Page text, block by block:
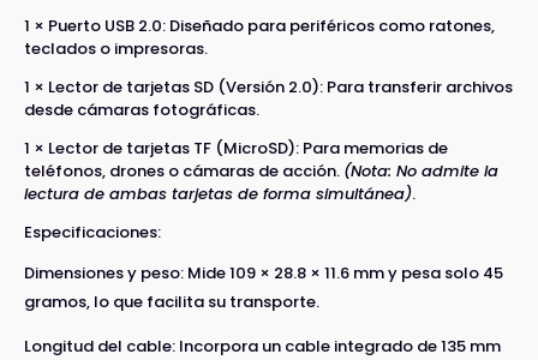
1 × Puerto USB 2.0: Diseñado para periféricos como ratones,
teclados o impresoras.
1 × Lector de tarjetas SD (Versión 2.0): Para transferir archivos
desde cámaras fotográficas.
1 × Lector de tarjetas TF (MicroSD): Para memorias de
teléfonos, drones o cámaras de acción. (Nota: No admite la
lectura de ambas tarjetas de forma simultánea).
Especificaciones:
Dimensiones y peso: Mide 109 × 28.8 × 11.6 mm y pesa solo 45
gramos, lo que facilita su transporte.
Longitud del cable: Incorpora un cable integrado de 135 mm